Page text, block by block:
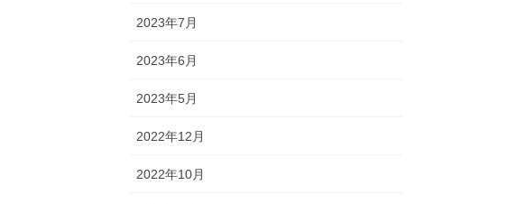
2023年7月
2023年6月
2023年5月
2022年12月
2022年10月